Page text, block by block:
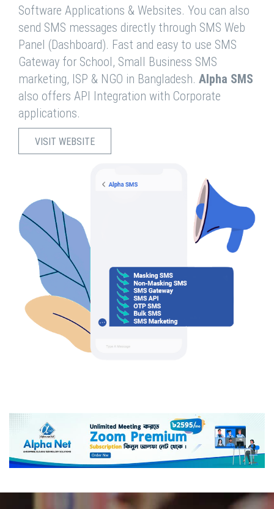
Software Applications & Websites. You can also
send SMS messages directly through SMS Web
Panel (Dashboard). Fast and easy to use SMS
Gateway for School, Small Business SMS
marketing, ISP & NGO in Bangladesh. Alpha SMS
also offers API Integration with Corporate
applications.
VISIT WEBSITE